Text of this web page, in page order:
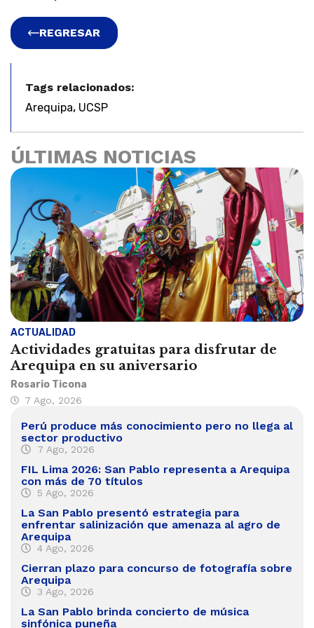
REGRESAR
Tags relacionados:
Arequipa, UCSP
ÚLTIMAS NOTICIAS
ACTUALIDAD
Actividades gratuitas para disfrutar de
Arequipa en su aniversario
Rosario Ticona
7 Ago, 2026
Perú produce más conocimiento pero no llega al
sector productivo
7 Ago, 2026
FIL Lima 2026: San Pablo representa a Arequipa
con más de 70 títulos
5 Ago, 2026
La San Pablo presentó estrategia para
enfrentar salinización que amenaza al agro de
Arequipa
4 Ago, 2026
Cierran plazo para concurso de fotografía sobre
Arequipa
3 Ago, 2026
La San Pablo brinda concierto de música
sinfónica puneña